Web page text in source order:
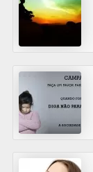
e
l
i
m
e
n
t